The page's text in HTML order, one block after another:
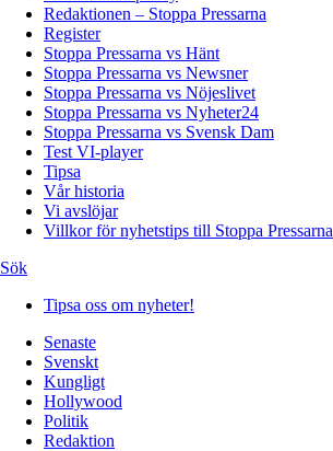
Redaktionen – Stoppa Pressarna
Register
Stoppa Pressarna vs Hänt
Stoppa Pressarna vs Newsner
Stoppa Pressarna vs Nöjeslivet
Stoppa Pressarna vs Nyheter24
Stoppa Pressarna vs Svensk Dam
Test VI-player
Tipsa
Vår historia
Vi avslöjar
Villkor för nyhetstips till Stoppa Pressarna
Sök
Tipsa oss om nyheter!
Senaste
Svenskt
Kungligt
Hollywood
Politik
Redaktion